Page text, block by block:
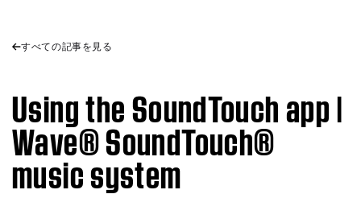
すべての記事を見る
Using the SoundTouch app |
Wave® SoundTouch®
music system